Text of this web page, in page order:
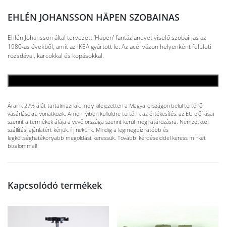
EHLÉN JOHANSSON HÄPEN SZOBAINAS
Ehlén Johansson által tervezett ‘Häpen’ fantázianevet viselő szobainas az
1980-as évekből, amit az IKEA gyártott le. Az acél vázon helyenként felületi
rozsdával, karcokkal és kopásokkal.
Áraink 27% áfát tartalmaznak, mely kifejezetten a Magyarországon belül történő
vásárlásokra vonatkozik. Amennyiben külföldre történik az értékesítés, az EU előírásai
szerint a termékek áfája a vevő országa szerint kerül meghatározásra. Nemzetközi
szállítási ajánlatért kérjük, írj nekünk. Mindig a legmegbízhatóbb és
legköltséghatékonyabb megoldást keressük. További kérdéseiddel keress minket
bizalommal!
Kapcsolódó termékek